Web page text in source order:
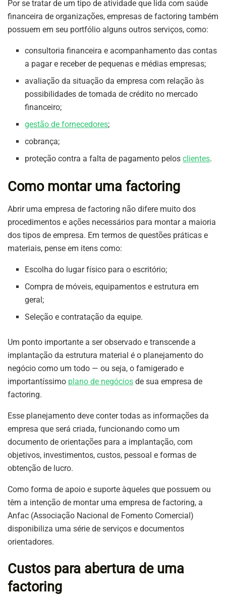
Por se tratar de um tipo de atividade que lida com saúde
financeira de organizações, empresas de factoring também
possuem em seu portfólio alguns outros serviços, como:
consultoria financeira e acompanhamento das contas
a pagar e receber de pequenas e médias empresas;
avaliação da situação da empresa com relação às
possibilidades de tomada de crédito no mercado
financeiro;
gestão de fornecedores;
cobrança;
proteção contra a falta de pagamento pelosclientes.
Como montar uma factoring
Abrir uma empresa de factoring não difere muito dos
procedimentos e ações necessários para montar a maioria
dos tipos de empresa. Em termos de questões práticas e
materiais, pense em itens como:
Escolha do lugar físico para o escritório;
Compra de móveis, equipamentos e estrutura em
geral;
Seleção e contratação da equipe.
Um ponto importante a ser observado e transcende a
implantação da estrutura material é o planejamento do
negócio como um todo — ou seja, o famigerado e
importantíssimo plano de negócios de sua empresa de
factoring.
Esse planejamento deve conter todas as informações da
empresa que será criada, funcionando como um
documento de orientações para a implantação, com
objetivos, investimentos, custos, pessoal e formas de
obtenção de lucro.
Como forma de apoio e suporte àqueles que possuem ou
têm a intenção de montar uma empresa de factoring, a
Anfac (Associação Nacional de Fomento Comercial)
disponibiliza uma série de serviços e documentos
orientadores.
Custos para abertura de uma
factoring